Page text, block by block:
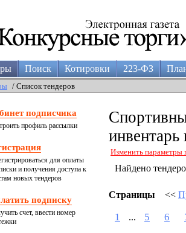
Поиск Котировки 223-ФЗ
/ Список тендеров
подписчика
профиль рассылки
для оплаты
и получения доступа к
новых тендеров
подписку
счет, ввести номер
инвентарь
Изменить параметры
Найдено
Страницы <<
1 ... 5 6